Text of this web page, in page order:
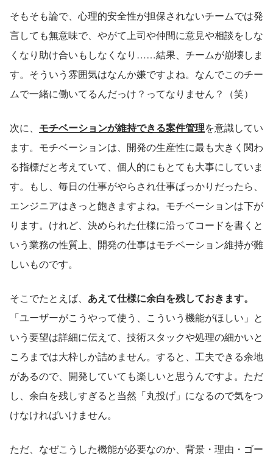
そもそも論で、心理的安全性が担保されないチームでは発
言しても無意味で、やがて上司や仲間に意見や相談をしな
くなり助け合いもしなくなり……結果、チームが崩壊しま
す。そういう雰囲気はなんか嫌ですよね。なんでこのチー
ムで一緒に働いてるんだっけ？ってなりません？（笑）
次に、 モチベーションが維持できる案件管理を意識してい
ます。モチベーションは、開発の生産性に最も大きく関わ
る指標だと考えていて、個人的にもとても大事にしていま
す。もし、毎日の仕事がやらされ仕事ばっかりだったら、
エンジニアはきっと飽きますよね。モチベーションは下が
ります。けれど、決められた仕様に沿ってコードを書くと
いう業務の性質上、開発の仕事はモチベーション維持が難
しいものです。
そこでたとえば、 あえて仕様に余白を残しておきます。
「ユーザーがこうやって使う、こういう機能がほしい」と
いう要望は詳細に伝えて、技術スタックや処理の細かいと
ころまでは大枠しか詰めません。すると、工夫できる余地
があるので、開発していても楽しいと思うんですよ。ただ
し、余白を残しすぎると当然「丸投げ」になるので気をつ
けなければいけません。
ただ、なぜこうした機能が必要なのか、背景・理由・ゴー